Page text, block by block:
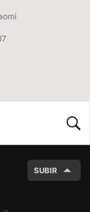
SUBIR